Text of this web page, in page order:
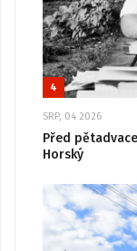
4
SRP, 04 2026
Před
Horský